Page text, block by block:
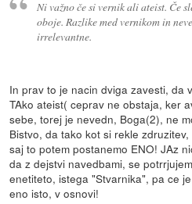
Ni važno če si vernik ali ateist. Če
oboje. Razlike med vernikom in
irrelevantne.
In prav to je nacin dviga zavesti, da
TAko ateist( ceprav ne obstaja, ker
sebe, torej je nevedn, Boga(2), ne
Bistvo, da tako kot si rekle
saj to potem postanemo ENO! JAz
da z dejstvi navedbami, se
enetiteto, istega "Stvarnika", pa ce
eno isto, v osnovi!